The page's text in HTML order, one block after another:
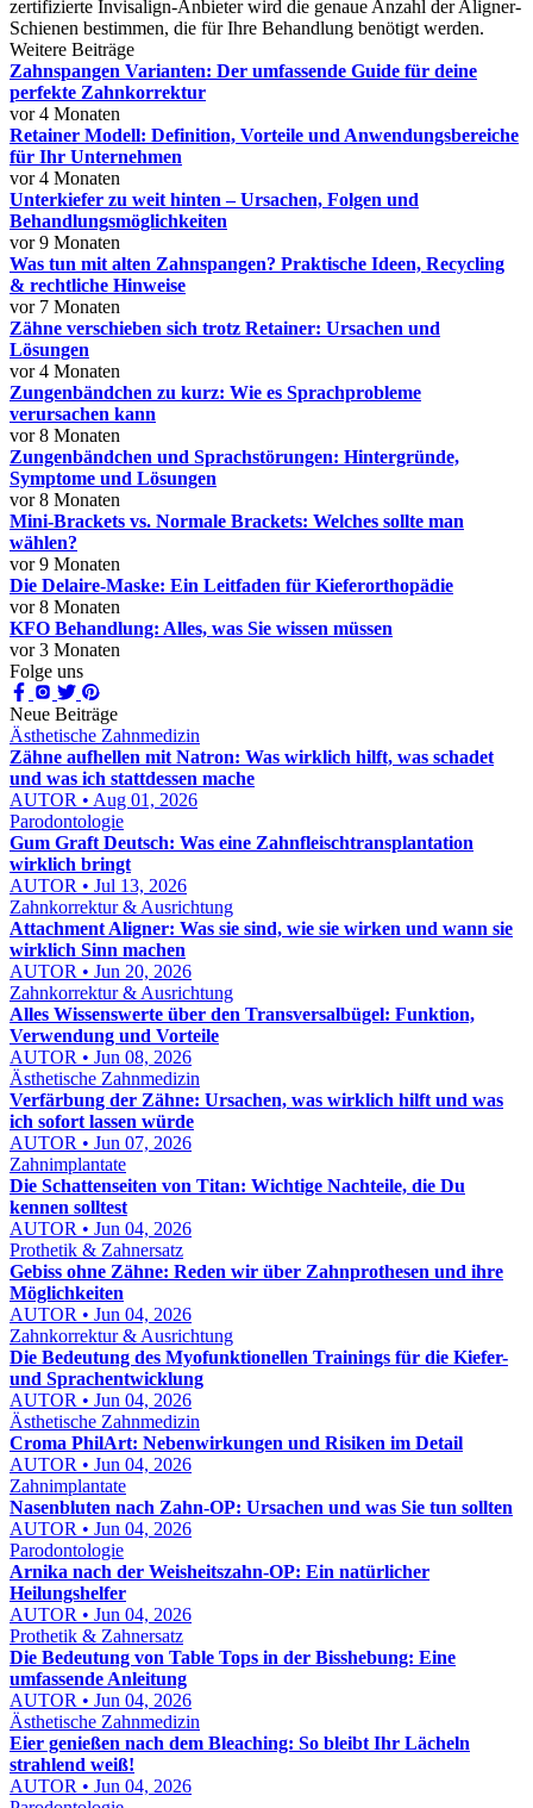
zertifizierte Invisalign-Anbieter wird die genaue Anzahl der Aligner-
Schienen bestimmen, die für Ihre Behandlung benötigt werden.
Weitere Beiträge
Zahnspangen Varianten: Der umfassende Guide für deine
perfekte Zahnkorrektur
vor 4 Monaten
Retainer Modell: Definition, Vorteile und Anwendungsbereiche
für Ihr Unternehmen
vor 4 Monaten
Unterkiefer zu weit hinten – Ursachen, Folgen und
Behandlungsmöglichkeiten
vor 9 Monaten
Was tun mit alten Zahnspangen? Praktische Ideen, Recycling
& rechtliche Hinweise
vor 7 Monaten
Zähne verschieben sich trotz Retainer: Ursachen und
Lösungen
vor 4 Monaten
Zungenbändchen zu kurz: Wie es Sprachprobleme
verursachen kann
vor 8 Monaten
Zungenbändchen und Sprachstörungen: Hintergründe,
Symptome und Lösungen
vor 8 Monaten
Mini-Brackets vs. Normale Brackets: Welches sollte man
wählen?
vor 9 Monaten
Die Delaire-Maske: Ein Leitfaden für Kieferorthopädie
vor 8 Monaten
KFO Behandlung: Alles, was Sie wissen müssen
vor 3 Monaten
Folge uns
Neue Beiträge
Ästhetische Zahnmedizin
Zähne aufhellen mit Natron: Was wirklich hilft, was schadet
und was ich stattdessen mache
AUTOR • Aug 01, 2026
Parodontologie
Gum Graft Deutsch: Was eine Zahnfleischtransplantation
wirklich bringt
AUTOR • Jul 13, 2026
Zahnkorrektur & Ausrichtung
Attachment Aligner: Was sie sind, wie sie wirken und wann sie
wirklich Sinn machen
AUTOR • Jun 20, 2026
Zahnkorrektur & Ausrichtung
Alles Wissenswerte über den Transversalbügel: Funktion,
Verwendung und Vorteile
AUTOR • Jun 08, 2026
Ästhetische Zahnmedizin
Verfärbung der Zähne: Ursachen, was wirklich hilft und was
ich sofort lassen würde
AUTOR • Jun 07, 2026
Zahnimplantate
Die Schattenseiten von Titan: Wichtige Nachteile, die Du
kennen solltest
AUTOR • Jun 04, 2026
Prothetik & Zahnersatz
Gebiss ohne Zähne: Reden wir über Zahnprothesen und ihre
Möglichkeiten
AUTOR • Jun 04, 2026
Zahnkorrektur & Ausrichtung
Die Bedeutung des Myofunktionellen Trainings für die Kiefer-
und Sprachentwicklung
AUTOR • Jun 04, 2026
Ästhetische Zahnmedizin
Croma PhilArt: Nebenwirkungen und Risiken im Detail
AUTOR • Jun 04, 2026
Zahnimplantate
Nasenbluten nach Zahn-OP: Ursachen und was Sie tun sollten
AUTOR • Jun 04, 2026
Parodontologie
Arnika nach der Weisheitszahn-OP: Ein natürlicher
Heilungshelfer
AUTOR • Jun 04, 2026
Prothetik & Zahnersatz
Die Bedeutung von Table Tops in der Bisshebung: Eine
umfassende Anleitung
AUTOR • Jun 04, 2026
Ästhetische Zahnmedizin
Eier genießen nach dem Bleaching: So bleibt Ihr Lächeln
strahlend weiß!
AUTOR • Jun 04, 2026